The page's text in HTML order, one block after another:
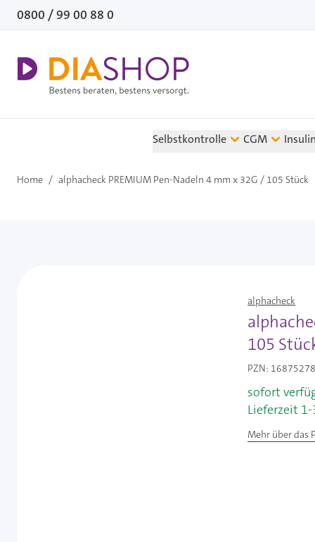
Direkt zum Inhalt
0800 / 99 00 88 0
Selbstkontrolle CGM
Home / alphacheck PREMIUM Pen-Nadeln 4 mm x 32G / 105 Stück
alphacheck
105
PZN:
sofort
Lieferzeit
Mehr über das